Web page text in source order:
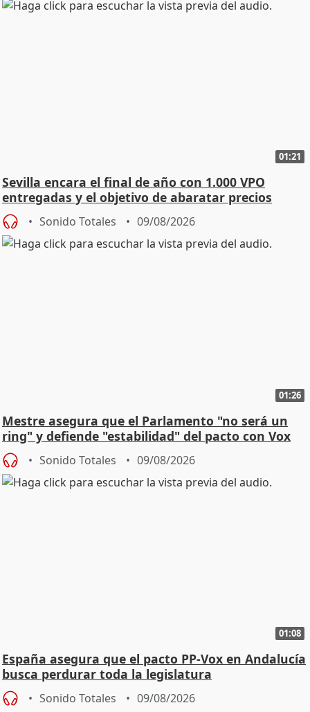
01:21
Sevilla encara el final de año con 1.000 VPO
entregadas y el objetivo de abaratar precios
Sonido Totales 09/08/2026
01:26
Mestre asegura que el Parlamento "no será un
ring" y defiende "estabilidad" del pacto con Vox
Sonido Totales 09/08/2026
01:08
España asegura que el pacto PP-Vox en Andalucía
busca perdurar toda la legislatura
Sonido Totales 09/08/2026